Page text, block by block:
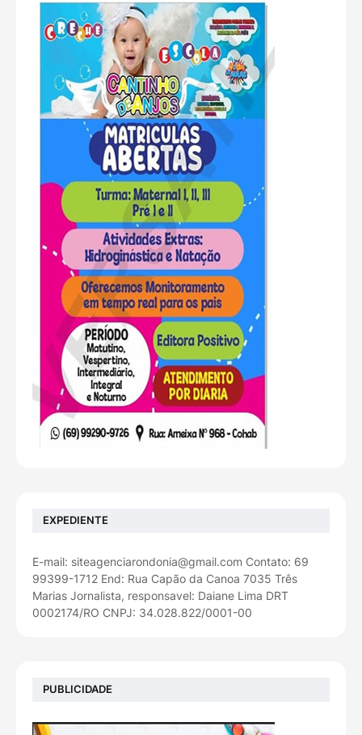
EXPEDIENTE
E-mail: siteagenciarondonia@gmail.com Contato: 69
99399-1712 End: Rua Capão da Canoa 7035 Três
Marias Jornalista, responsavel: Daiane Lima DRT
0002174/RO CNPJ: 34.028.822/0001-00
PUBLICIDADE